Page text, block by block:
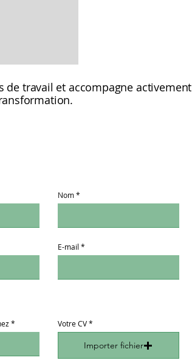
travail et accompagne activement
Nom
E-mail
Votre CV
Importer fichier